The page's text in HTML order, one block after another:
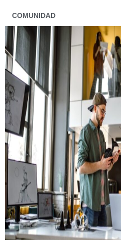
COMUNIDAD